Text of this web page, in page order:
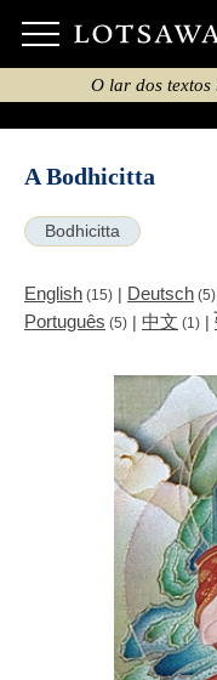
O lar dos textos
A Bodhicitta
Bodhicitta
English (15) | Deutsch (5)
Português (5) | 中文 (1) |